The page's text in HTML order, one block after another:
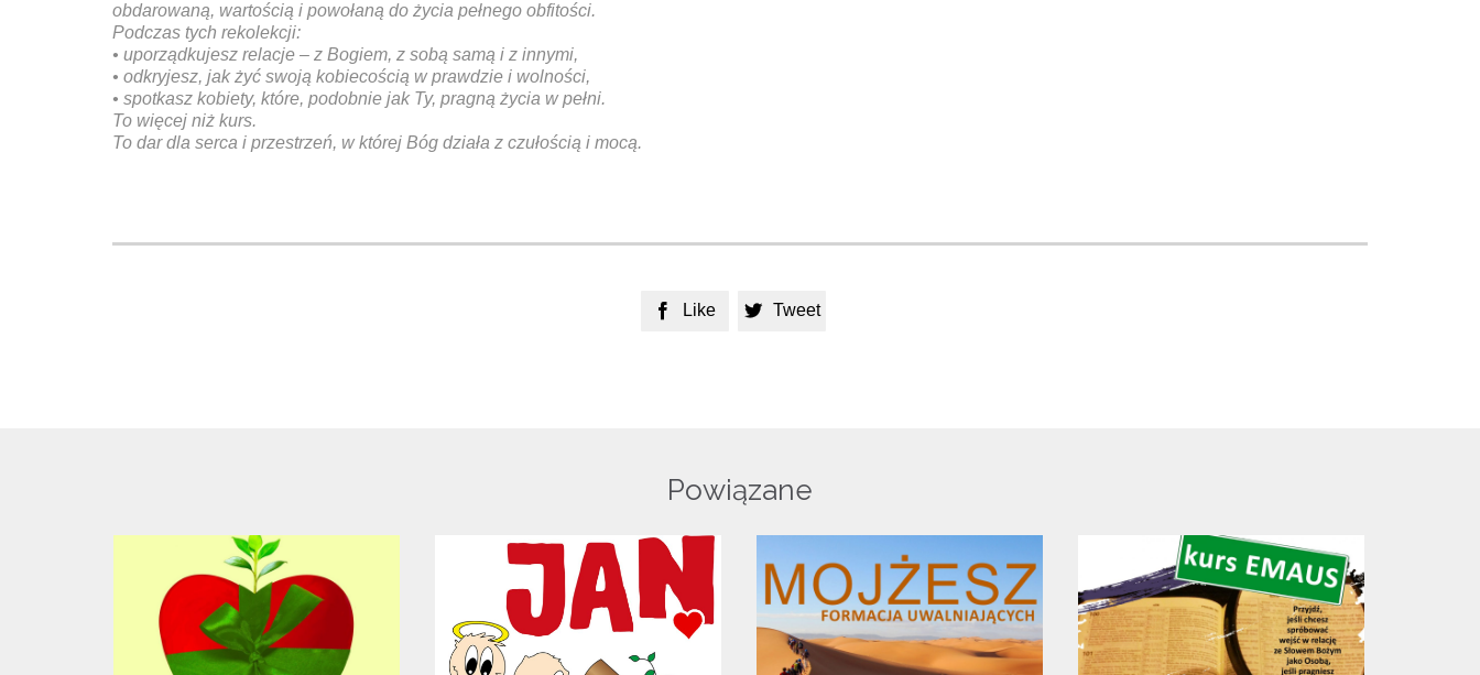
obdarowaną, wartością i powołaną do życia pełnego obfitości.
Podczas tych rekolekcji:
• uporządkujesz relacje – z Bogiem, z sobą samą i z innymi,
• odkryjesz, jak żyć swoją kobiecością w prawdzie i wolności,
• spotkasz kobiety, które, podobnie jak Ty, pragną życia w pełni.
To więcej niż kurs.
To dar dla serca i przestrzeń, w której Bóg działa z czułością i mocą.
 Like  Tweet
Powiązane